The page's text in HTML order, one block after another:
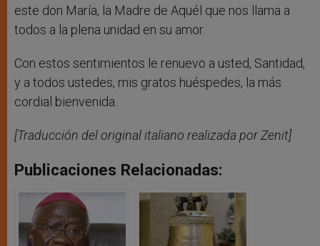
este don María, la Madre de Aquél que nos llama a
todos a la plena unidad en su amor.
Con estos sentimientos le renuevo a usted, Santidad,
y a todos ustedes, mis gratos huéspedes, la más
cordial bienvenida.
[Traducción del original italiano realizada por Zenit]
Publicaciones Relacionadas: